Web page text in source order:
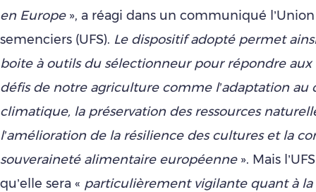
en Europe», a réagi dans un communiqué
semenciers (UFS). Le dispositif adopté permet
boite à outils du sélectionneur pour répondre
défis de notre agriculture comme l’adaptation au
climatique, la préservation des ressources
l’amélioration de la résilience des cultures et la
souveraineté alimentaire européenne». Mais
qu’elle sera « particulièrement vigilante quant à